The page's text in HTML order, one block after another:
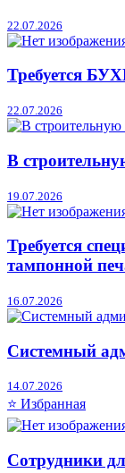
22.07.2026
Требуется
22.07.2026
В
19.07.2026
Требуется
тампонной
16.07.2026
Системный
14.07.2026
⭐ Избранная
Сотрудники